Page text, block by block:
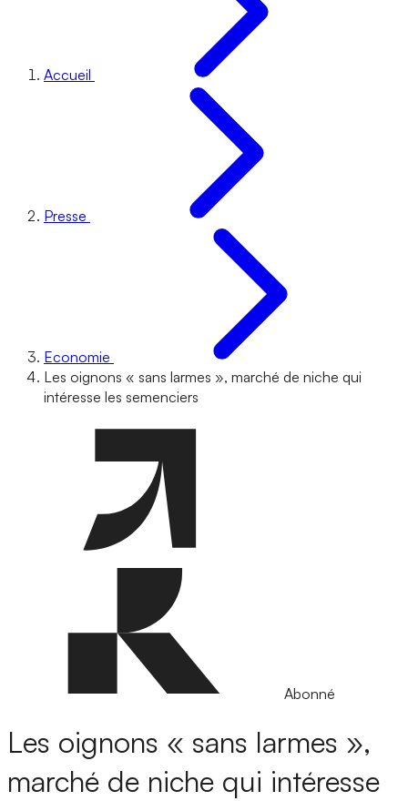
Accueil
Presse
Economie
Les oignons « sans larmes », marché de niche qui
intéresse les semenciers
Abonné
Les oignons « sans larmes »,
marché de niche qui intéresse